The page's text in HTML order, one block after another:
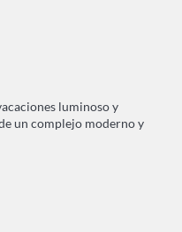
luminoso y
un complejo moderno y